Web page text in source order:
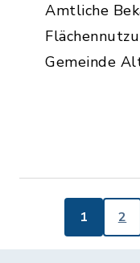
Amtliche
Gemeinde
1 2